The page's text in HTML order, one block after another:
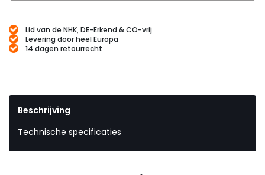
Lid van de NHK, DE-Erkend & CO-vrij
Levering door heel Europa
14 dagen retourrecht
Beschrijving
Technische specificaties